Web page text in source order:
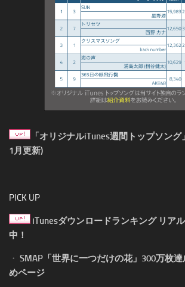
「オリジナルiTunes週間トップソン
1月更新)
PICK UP
iTunesダウンロードランキング リア
中！
・ SMAP「世界に一つだけの花」300万枚
めページ